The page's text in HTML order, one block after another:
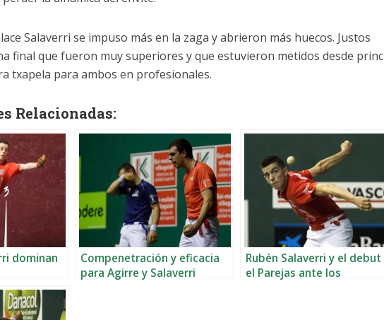
Salaverri se impuso más en la zaga y abrieron más huecos. Justos
final que fueron muy superiores y que estuvieron metidos desde
txapela para ambos en profesionales.
Relacionadas:
dominan
Compenetración y eficacia
para Agirre y Salaverri
Rubén Salaverri y el debut
el Parejas ante los